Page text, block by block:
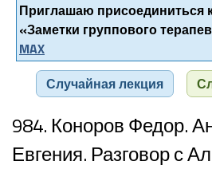
Приглашаю присоединиться
«Заметки группового
MAX
Случайная лекция
984. Коноров Федор.
Евгения. Разговор с